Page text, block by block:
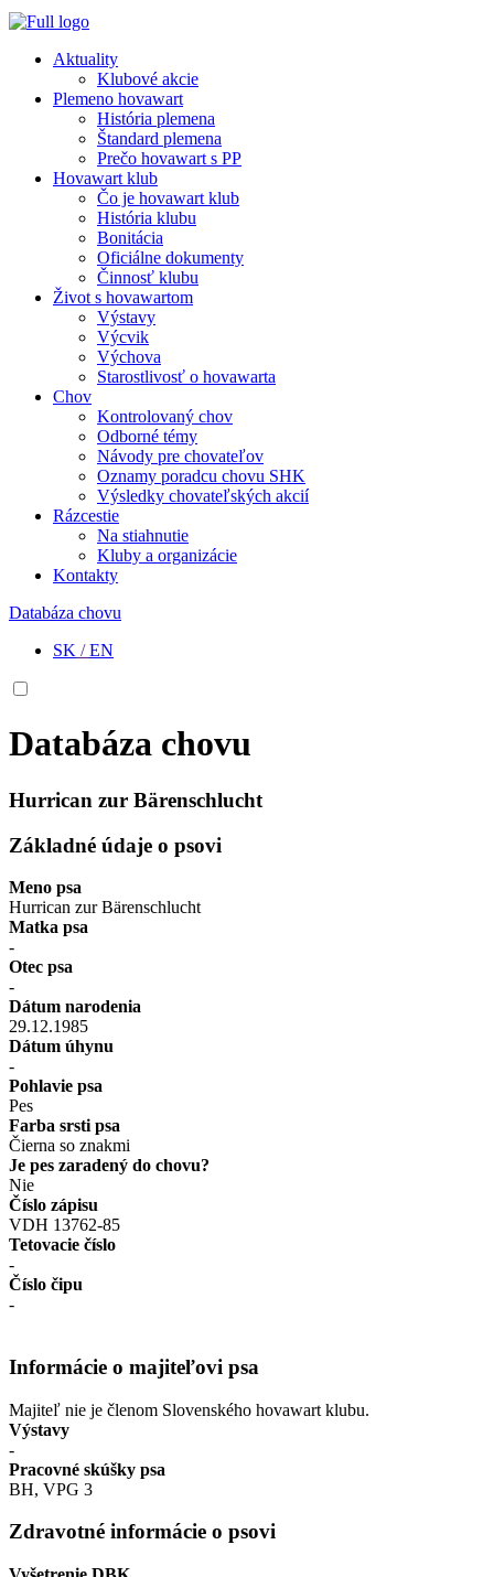
Aktuality
Klubové akcie
Plemeno hovawart
História plemena
Štandard plemena
Prečo hovawart s PP
Hovawart klub
Čo je hovawart klub
História klubu
Bonitácia
Oficiálne dokumenty
Činnosť klubu
Život s hovawartom
Výstavy
Výcvik
Výchova
Starostlivosť o hovawarta
Chov
Kontrolovaný chov
Odborné témy
Návody pre chovateľov
Oznamy poradcu chovu SHK
Výsledky chovateľských akcií
Rázcestie
Na stiahnutie
Kluby a organizácie
Kontakty
Databáza chovu
SK /EN
Databáza chovu
Hurrican zur Bärenschlucht
Základné údaje o psovi
Meno psa
Hurrican zur Bärenschlucht
Matka psa
-
Otec psa
-
Dátum narodenia
29.12.1985
Dátum úhynu
-
Pohlavie psa
Pes
Farba srsti psa
Čierna so znakmi
Je pes zaradený do chovu?
Nie
Číslo zápisu
VDH 13762-85
Tetovacie číslo
-
Číslo čipu
-
Informácie o majiteľovi psa
Majiteľ nie je členom Slovenského hovawart klubu.
Výstavy
-
Pracovné skúšky psa
BH, VPG 3
Zdravotné informácie o psovi